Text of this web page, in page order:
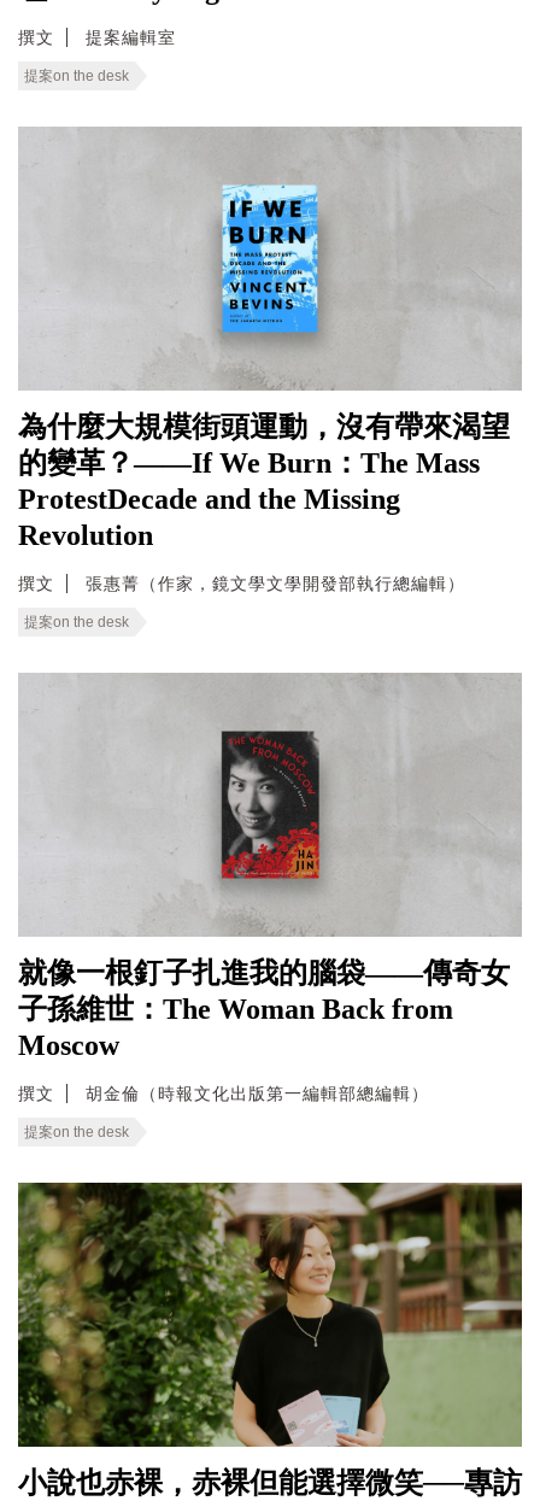
撰文 提案編輯室
提案on the desk
為什麼大規模街頭運動，沒有帶來渴望
的變革？——If We Burn：The Mass
ProtestDecade and the Missing
Revolution
撰文 張惠菁（作家，鏡文學文學開發部執行總編輯）
提案on the desk
就像一根釘子扎進我的腦袋——傳奇女
子孫維世：The Woman Back from
Moscow
撰文 胡金倫（時報文化出版第一編輯部總編輯）
提案on the desk
小說也赤裸，赤裸但能選擇微笑──專訪